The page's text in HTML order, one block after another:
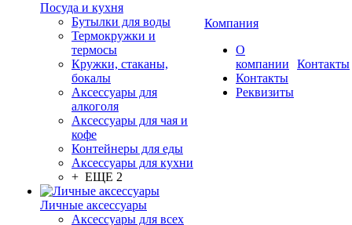
Посуда и кухня
Бутылки для воды
Термокружки и
термосы
Кружки, стаканы,
бокалы
Аксессуары для
алкоголя
Аксессуары для чая и
кофе
Контейнеры для еды
Аксессуары для кухни
+ ЕЩЕ 2
Личные аксессуары
Аксессуары для всех
Компания
О
компании
Контакты
Реквизиты
Контакты